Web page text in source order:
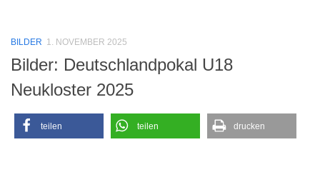
BILDER 1. NOVEMBER 2025
Bilder: Deutschlandpokal U18
Neukloster 2025
teilen teilen drucken